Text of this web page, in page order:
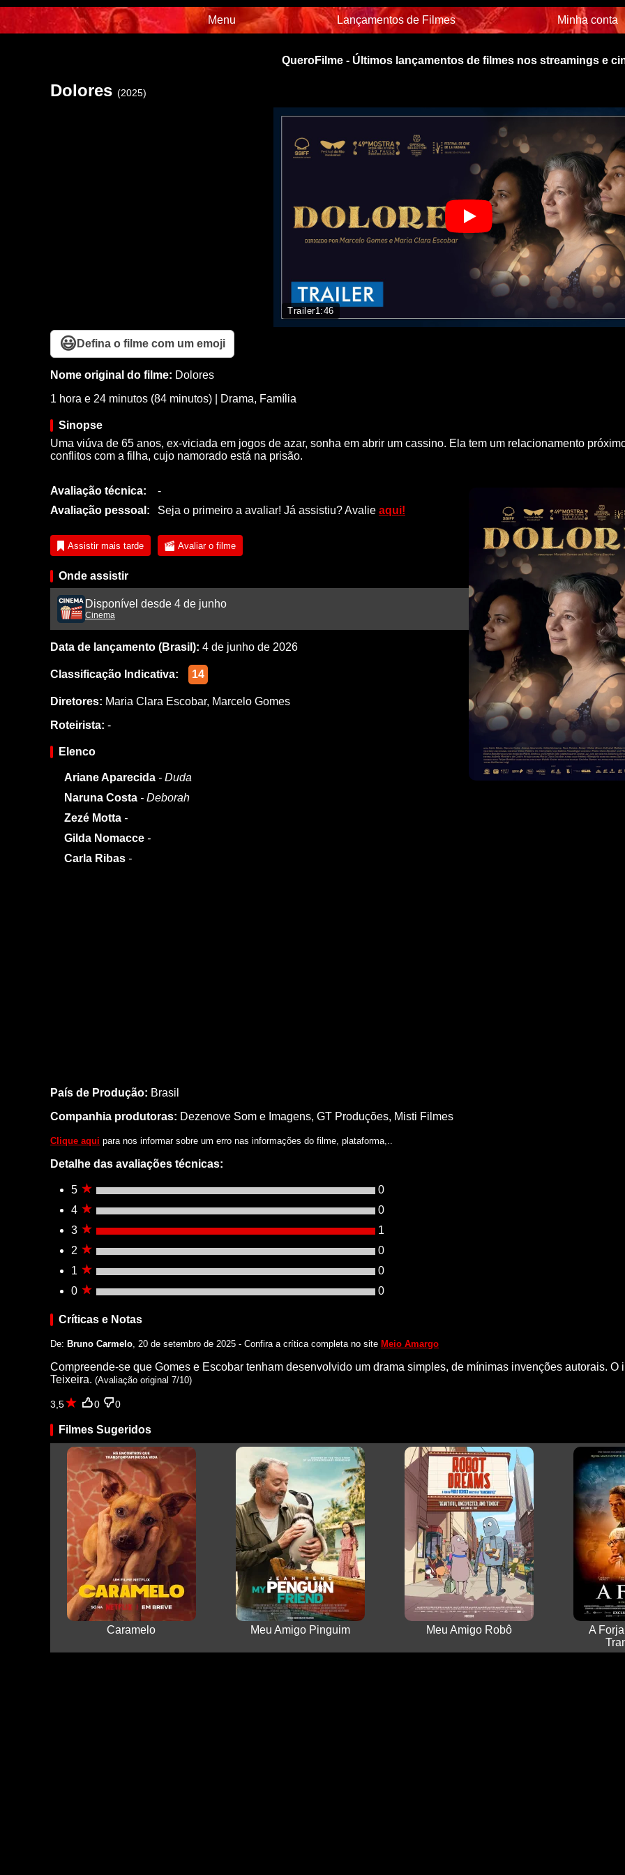
Menu Lançamentos de Filmes Minha conta
QueroFilme - Últimos lançamentos de filmes nos streamings e
Dolores (2025)
Trailer1:46
😃 Defina o filme com um emoji
Nome original do filme: Dolores
1 hora e 24 minutos (84 minutos)
Drama, Família
Sinopse
Uma viúva de 65 anos, ex-viciada em jogos de azar, sonha em abrir um cassino. Ela tem um relacionamento
conflitos com a filha, cujo namorado está na prisão.
Avaliação técnica:
-
Avaliação pessoal:
Seja o primeiro a avaliar! Já assistiu? Avalie aqui!
Assistir mais tarde Avaliar o filme
Onde assistir
Disponível desde 4 de junho
Cinema
Data de lançamento (Brasil): 4 de junho de 2026
Classificação Indicativa: 14
Diretores: Maria Clara Escobar, Marcelo Gomes
Roteirista: -
Elenco
Ariane Aparecida - Duda
Naruna Costa - Deborah
Zezé Motta -
Gilda Nomacce -
Carla Ribas -
País de Produção: Brasil
Companhia produtoras: Dezenove Som e Imagens, GT Produções, Misti Filmes
Clique aqui para nos informar sobre um erro nas informações do filme, plataforma,..
Detalhe das avaliações técnicas:
5
0
4
0
3
1
2
0
1
0
0
0
Críticas e Notas
De: Bruno Carmelo, 20 de setembro de 2025 - Confira a crítica completa no site Meio Amargo
Compreende-se que Gomes e Escobar tenham desenvolvido um drama simples, de mínimas invenções autorais.
Teixeira. (Avaliação original 7/10)
3,5 0 0
Filmes Sugeridos
Caramelo Meu Amigo Pinguim Meu Amigo Robô
A